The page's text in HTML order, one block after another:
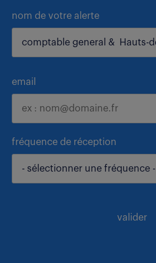
nom de votre alerte
email
fréquence de réception
- sélectionner une fréquence -
valider